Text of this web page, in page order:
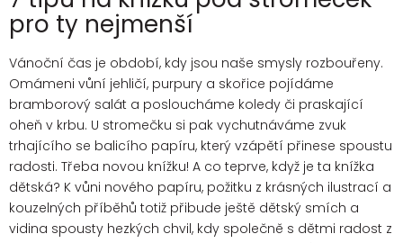
pro ty nejmenší
Vánoční čas je období, kdy jsou naše smysly rozbouřeny.
Omámeni vůní jehličí, purpury a skořice pojídáme
bramborový salát a posloucháme koledy či praskající
oheň v krbu. U stromečku si pak vychutnáváme zvuk
trhajícího se balicího papíru, který vzápětí přinese spoustu
radosti. Třeba novou knížku! A co teprve, když je ta knížka
dětská? K vůni nového papíru, požitku z krásných ilustrací a
kouzelných příběhů totiž přibude ještě dětský smích a
vidina spousty hezkých chvil, kdy společně s dětmi radost z